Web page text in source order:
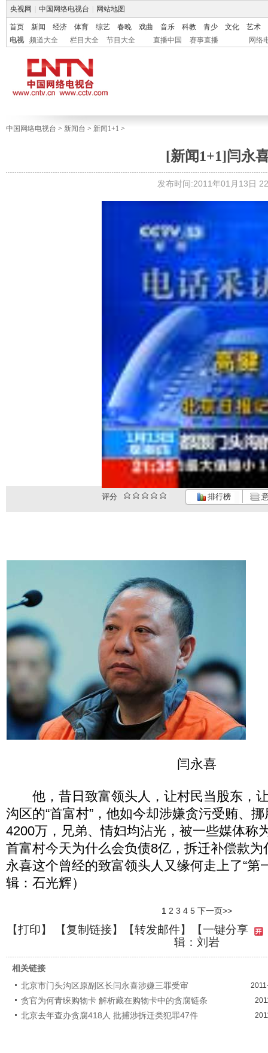
央视网 中国网络电视台 网站地图
首页 新闻 经济 体育 综艺 春晚 戏曲 音乐 科教 青少 文化
艺术
电视
频道大全 栏目大全 节目大全 直播中国 赛事直播 网络
中国网络电视台 > 新闻台 > 新闻1+1 >
[新闻1+1]闫永
发布时间:2011年01月13日
评分 排行榜
闫永喜
他，昔日致富领头人，让村民当股东，
沟区的“首富村”，他如今却涉嫌贪污受贿、
4200万，兄弟、情妇均沾光，被一些媒体称
首富村今天为什么会负债8亿，拆迁补偿款
永喜这个曾经的致富领头人又缘何走上了“第
辑：石光辉）
1 2 3 4 5 下一页>>
【打印】 【复制链接】【转发邮件】
【一键分享
辑：刘岩
相关链接
北京市门头沟区原副区长闫永喜涉嫌三罪受审
贪官为何青睐购物卡 解析藏在购物卡中的贪腐链条
北京去年查办贪腐418人 批捕涉拆迁类犯罪47件